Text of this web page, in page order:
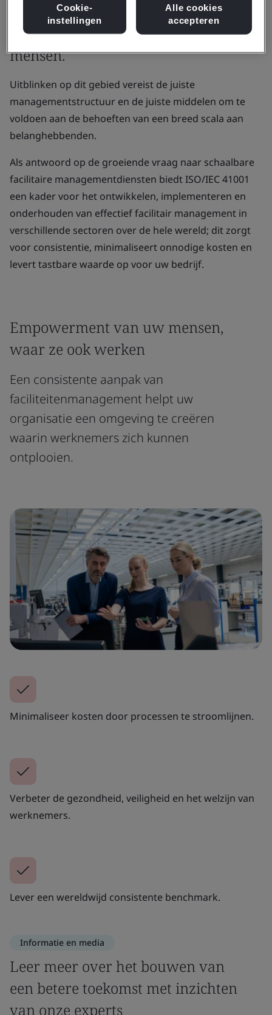
voor een veilige, comfortabele en
aangename werkomgeving voor uw
mensen.
Uitblinken op dit gebied vereist de juiste
managementstructuur en de juiste middelen om te
voldoen aan de behoeften van een breed scala aan
belanghebbenden.
Als antwoord op de groeiende vraag naar schaalbare
facilitaire managementdiensten biedt ISO/IEC 41001
een kader voor het ontwikkelen, implementeren en
onderhouden van effectief facilitair management in
verschillende sectoren over de hele wereld; dit zorgt
voor consistentie, minimaliseert onnodige kosten en
levert tastbare waarde op voor uw bedrijf.
Empowerment van uw mensen,
waar ze ook werken
Een consistente aanpak van
faciliteitenmanagement helpt uw
organisatie een omgeving te creëren
waarin werknemers zich kunnen
ontplooien.
Minimaliseer kosten door processen te stroomlijnen.
Verbeter de gezondheid, veiligheid en het welzijn van
werknemers.
Lever een wereldwijd consistente benchmark.
Informatie en media
Leer meer over het bouwen van
een betere toekomst met inzichten
van onze experts
Cookie-
instellingen
Alle cookies
accepteren